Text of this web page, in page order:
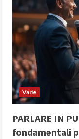
e
a
d
i
n
g
Varie
PARLARE IN
fondamentali